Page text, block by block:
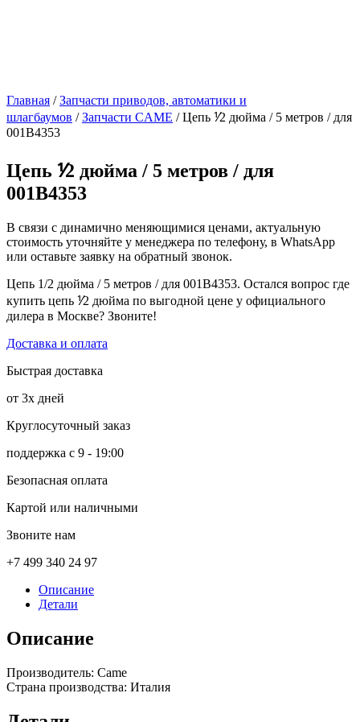
Главная /Запчасти приводов, автоматики и
шлагбаумов /Запчасти CAME / Цепь ⅟2 дюйма / 5 метров / для
001B4353
Цепь ⅟2 дюйма / 5 метров / для
001B4353
В связи с динамично меняющимися ценами, актуальную
стоимость уточняйте у менеджера по телефону, в WhatsApp
или оставьте заявку на обратный звонок.
Цепь 1/2 дюйма / 5 метров / для 001B4353. Остался вопрос где
купить цепь ⅟2 дюйма по выгодной цене у официального
дилера в Москве? Звоните!
Доставка и оплата
Быстрая доставка
от 3х дней
Круглосуточный заказ
поддержка с 9 - 19:00
Безопасная оплата
Картой или наличными
Звоните нам
+7 499 340 24 97
Описание
Детали
Описание
Производитель: Came
Страна производства: Италия